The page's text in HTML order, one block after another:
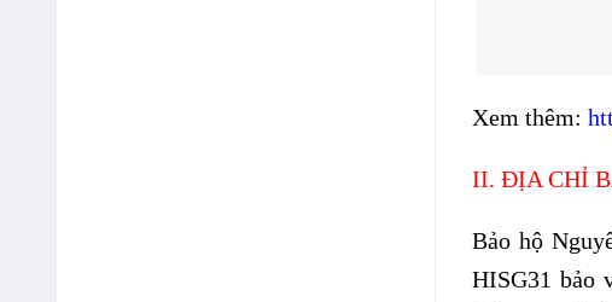
Xem thêm:
II. ĐỊA CHỈ
Bảo hộ
HISG31 bảo